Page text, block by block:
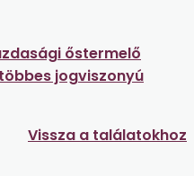
őstermelő
többes jogviszonyú
Vissza a találatokhoz